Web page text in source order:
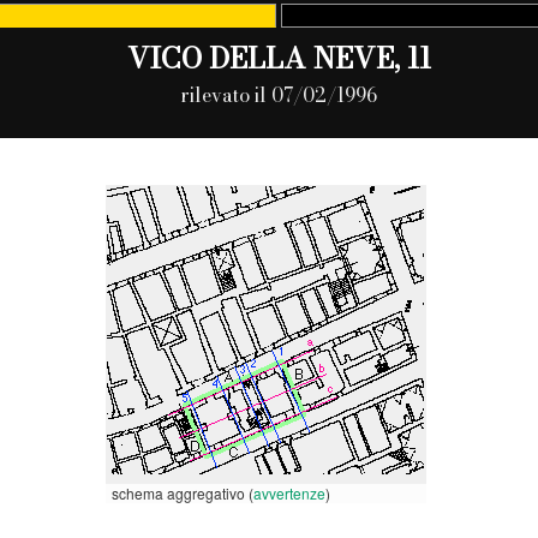
VICO DELLA NEVE, 11
rilevato il 07/02/1996
schema aggregativo (avvertenze)